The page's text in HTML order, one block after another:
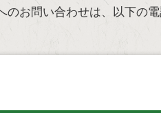
のお問い合わせは、以下の